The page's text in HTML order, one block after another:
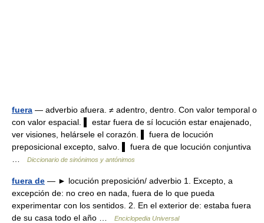
fuera — adverbio afuera. ≠ adentro, dentro. Con valor temporal o
con valor espacial. ▌ estar fuera de sí locución estar enajenado,
ver visiones, helársele el corazón. ▌ fuera de locución
preposicional excepto, salvo. ▌ fuera de que locución conjuntiva
Diccionario de sinónimos y antónimos
fuera de — ► locución preposición/ adverbio 1. Excepto, a
excepción de: no creo en nada, fuera de lo que pueda
experimentar con los sentidos. 2. En el exterior de: estaba fuera
de su casa todo el año …
Enciclopedia Universal